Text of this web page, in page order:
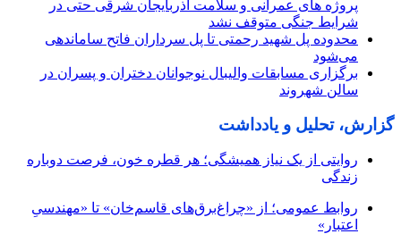
پروژه ‌های عمرانی و سلامت آذربایجان شرقی حتی در
شرایط جنگی متوقف نشد
محدوده پل شهید رحمتی تا پل سرداران فاتح ساماندهی
می‌شود
برگزاری مسابقات والیبال نوجوانان دختران و پسران در
سالن شهروند
گزارش، تحلیل و یادداشت
روایتی از یک نیاز همیشگی؛ هر قطره خون، فرصت دوباره
زندگی
روابط عمومی؛ از «چراغ‌برق‌های قاسم‌خان» تا «مهندسیِ
اعتبار»